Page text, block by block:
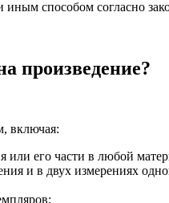
способом согласно
произведение?
включая:
или его части в любой
и в двух измерениях